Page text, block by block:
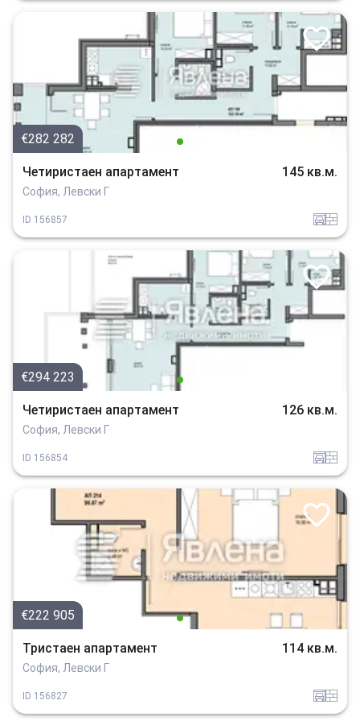
€282 282
Четиристаен апартамент 145 кв.м.
София, Левски Г
ID 156857 garajtuhla
€294 223
Четиристаен апартамент 126 кв.м.
София, Левски Г
ID 156854 garajtuhla
€222 905
Тристаен апартамент 114 кв.м.
София, Левски Г
ID 156827 garajtuhla